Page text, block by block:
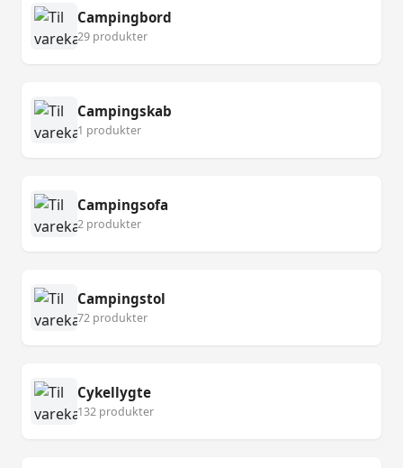
Campingbord
29 produkter
Campingskab
1 produkter
Campingsofa
2 produkter
Campingstol
72 produkter
Cykellygte
132 produkter